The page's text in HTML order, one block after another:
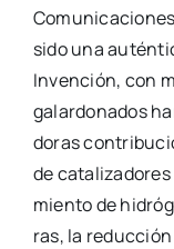
sido una
Inven­ción, con
galar­do­na­dos
doras
de
mien­to de
ras, la